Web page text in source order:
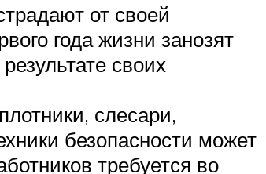
от своей
года жизни занозят
своих
слесари,
безопасности может
требуется во